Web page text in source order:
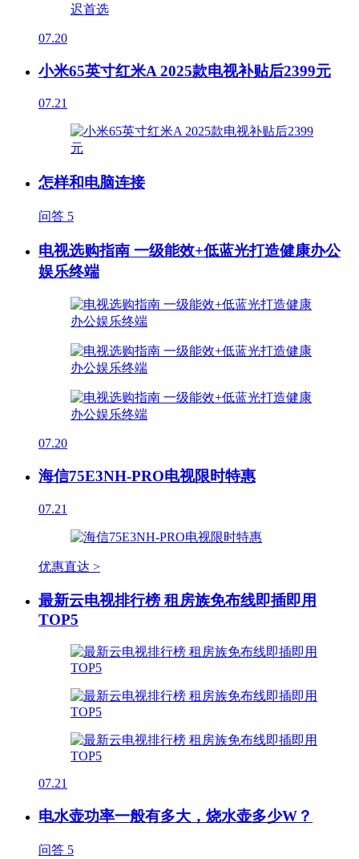
07.20
小米65英寸红米A 2025款电视补贴后2399元
07.21
怎样和电脑连接
问答 5
电视选购指南 一级能效+低蓝光打造健康办公
娱乐终端
07.20
海信75E3NH-PRO电视限时特惠
07.21
优惠直达 >
最新云电视排行榜 租房族免布线即插即用
TOP5
07.21
电水壶功率一般有多大，烧水壶多少W？
问答 5